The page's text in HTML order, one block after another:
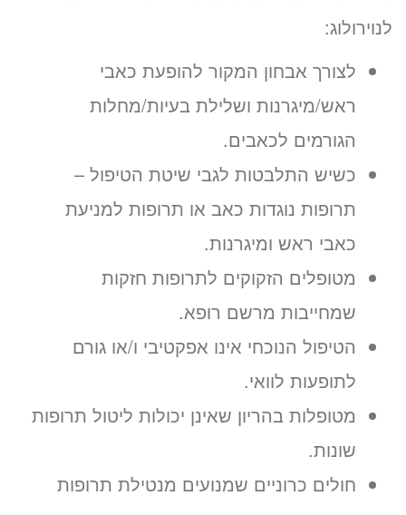
לנוירולוג:
לצורך אבחון המקור להופעת כאבי
ראש/מיגרנות ושלילת בעיות/מחלות
הגורמים לכאבים.
כשיש התלבטות לגבי שיטת הטיפול –
תרופות נוגדות כאב או תרופות למניעת
כאבי ראש ומיגרנות.
מטופלים הזקוקים לתרופות חזקות
שמחייבות מרשם רופא.
הטיפול הנוכחי אינו אפקטיבי ו/או גורם
לתופעות לוואי.
מטופלות בהריון שאינן יכולות ליטול תרופות
שונות.
חולים כרוניים שמנועים מנטילת תרופות